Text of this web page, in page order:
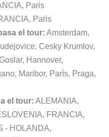
Paris
Paris
el tour: Amsterdam,
Cesky Krumlov,
Hannover,
Maribor, París, Praga,
el tour: ALEMANIA,
FRANCIA,
- HOLANDA,